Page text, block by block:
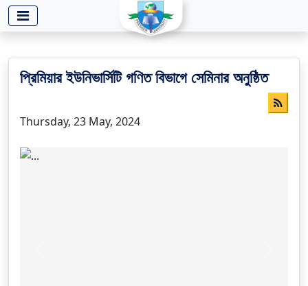
-->
প্রিমিয়ার ইউনিভার্সিটি গণিত বিভাগে সেমিনার অনুষ্ঠিত
Thursday, 23 May, 2024